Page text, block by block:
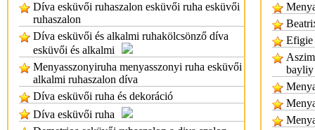
Díva esküvői ruhaszalon esküvői ruha esküvői
ruhaszalon
Díva esküvői és alkalmi ruhakölcsönző díva
esküvői és alkalmi
Menyasszonyiruha menyasszonyi ruha esküvői
alkalmi ruhaszalon díva
Díva esküvői ruha és dekoráció
Díva esküvői ruha
Efigie
bayliy